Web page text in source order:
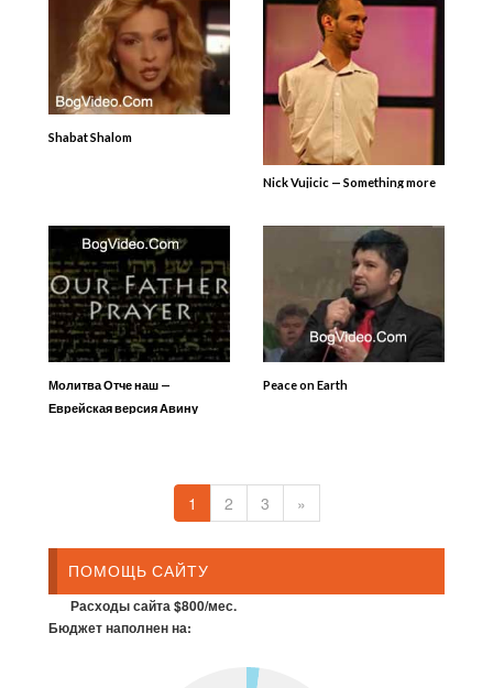
Shabat Shalom
Nick Vujicic — Something more
Молитва Отче наш —
Еврейская версия Авину
Peace on Earth
1 2 3 »
ПОМОЩЬ САЙТУ
Расходы сайта $800/мес.
Бюджет наполнен на: